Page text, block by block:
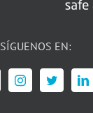
SÍGUENOS EN: